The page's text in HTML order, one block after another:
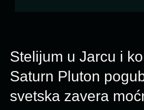
Stelijum u Jarcu i
Saturn Pluton
svetska zavera